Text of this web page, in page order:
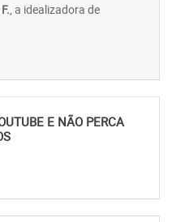
, a idealizadora de
E NÃO PERCA